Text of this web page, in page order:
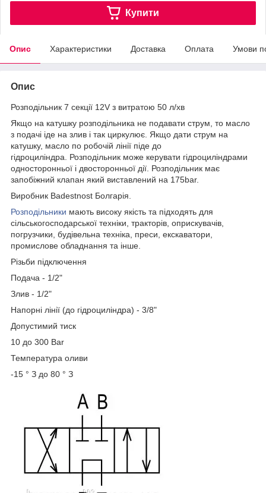
Купити
Опис Характеристики Доставка Оплата Умови
Опис
Розподільник 7 секції 12V з витратою 50 л/хв
Якщо на катушку розподільника не подавати струм, то масло
з подачі іде на злив і так циркулює. Якщо дати струм на
катушку, масло по робочій лінії піде до
гідроциліндра. Розподільник може керувати гідроциліндрами
односторонньої і двосторонньої дії. Розподільник має
запобіжний клапан який виставлений на 175bar.
Виробник Badestnost Болгарія.
Розподільники мають високу якість та підходять для
сільськогосподарської техніки, тракторів, оприскувачів,
погрузчики, будівельна техніка, преси, екскаватори,
промислове обладнання та інше.
Різьби підключення
Подача - 1/2"
Злив - 1/2"
Напорні лінії (до гідроциліндра) - 3/8"
Допустимий тиск
10 до 300 Bar
Температура оливи
-15 ° З до 80 ° З